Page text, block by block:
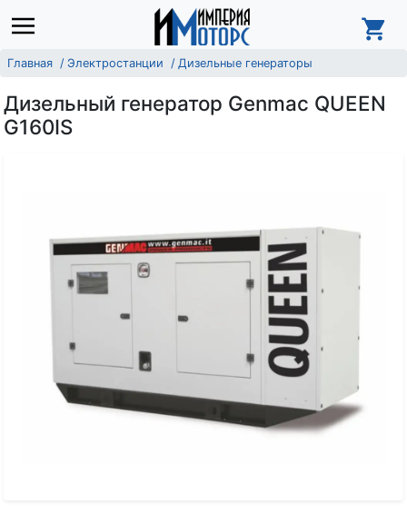
Главная Электростанции Дизельные генераторы
Дизельный генератор Genmac QUEEN
G160IS